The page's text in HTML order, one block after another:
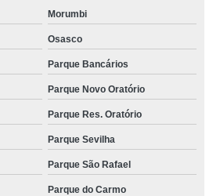
Morumbi
Osasco
Parque Bancários
Parque Novo Oratório
Parque Res. Oratório
Parque Sevilha
Parque São Rafael
Parque do Carmo